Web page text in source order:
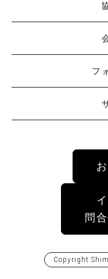
フ
問
Copyright